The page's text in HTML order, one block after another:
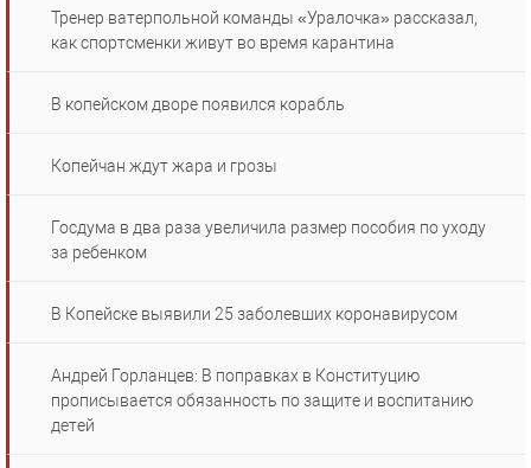
Тренер ватерпольной команды «Уралочка» рассказал,
как спортсменки живут во время карантина
В копейском дворе появился корабль
Копейчан ждут жара и грозы
Госдума в два раза увеличила размер пособия по уходу
за ребенком
В Копейске выявили 25 заболевших коронавирусом
Андрей Горланцев: В поправках в Конституцию
прописывается обязанность по защите и воспитанию
детей